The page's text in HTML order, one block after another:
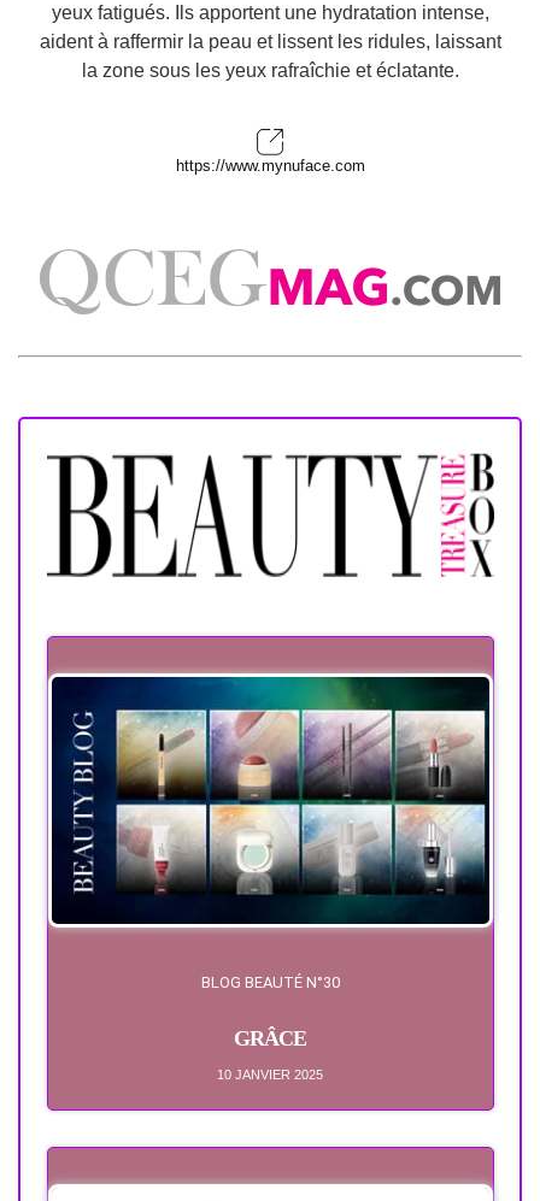
yeux fatigués. Ils apportent une hydratation intense,
aident à raffermir la peau et lissent les ridules, laissant
la zone sous les yeux rafraîchie et éclatante.
https://www.mynuface.com
BLOG BEAUTÉ N°30
GRÂCE
10 JANVIER 2025